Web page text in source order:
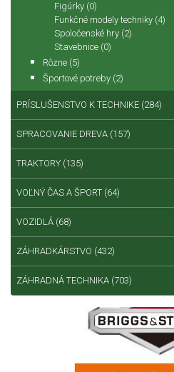
Figúrky (0)
Funkčné modely techniky (4)
Spoločenské hry (2)
Stavebnice (0)
Rôzne (5)
Športové potreby (2)
PRÍSLUŠENSTVO K TECHNIKE (284)
SPRACOVANIE DREVA (157)
TRAKTORY (135)
VOĽNÝ ČAS A ŠPORT (64)
VOZIDLÁ (68)
ZÁHRADKÁRSTVO (432)
ZÁHRADNÁ TECHNIKA (703)